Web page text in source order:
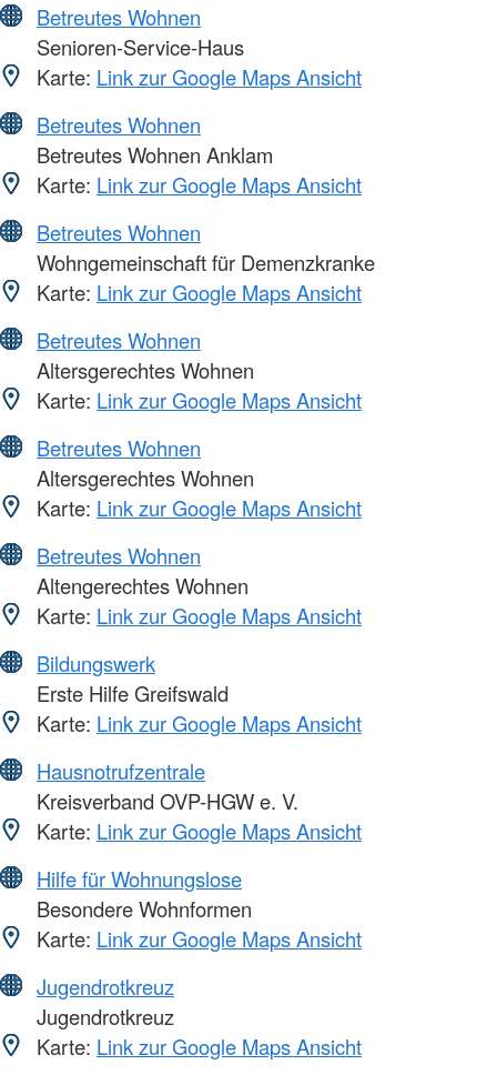
Betreutes Wohnen
Senioren-Service-Haus
Karte: Link zur Google Maps Ansicht
Betreutes Wohnen
Betreutes Wohnen Anklam
Karte: Link zur Google Maps Ansicht
Betreutes Wohnen
Wohngemeinschaft für Demenzkranke
Karte: Link zur Google Maps Ansicht
Betreutes Wohnen
Altersgerechtes Wohnen
Karte: Link zur Google Maps Ansicht
Betreutes Wohnen
Altersgerechtes Wohnen
Karte: Link zur Google Maps Ansicht
Betreutes Wohnen
Altengerechtes Wohnen
Karte: Link zur Google Maps Ansicht
Bildungswerk
Erste Hilfe Greifswald
Karte: Link zur Google Maps Ansicht
Hausnotrufzentrale
Kreisverband OVP-HGW e. V.
Karte: Link zur Google Maps Ansicht
Hilfe für Wohnungslose
Besondere Wohnformen
Karte: Link zur Google Maps Ansicht
Jugendrotkreuz
Jugendrotkreuz
Karte: Link zur Google Maps Ansicht